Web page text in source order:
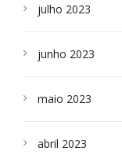
julho 2023
junho 2023
maio 2023
abril 2023